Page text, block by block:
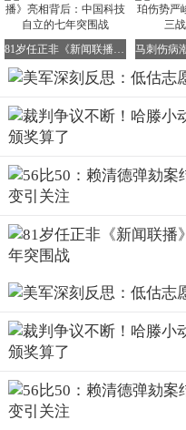
士气首先崩溃的却是装备
与此同时，空中战局也在
繁出现，削弱了F-86战斗
务。志愿军夜行昼伏的战
隐蔽，使得高空侦察难以
陆空之间的协同出现断档
花上。美国国内统计部门
的速度消耗着，却未能换
年初的内部通报中，终于
6月初，板门店谈判桌上
场已难有大规模突破的空
的实际控制线大体停在了
正式签字，这场历时三年
段进退拉锯的历史，结局
野中的无数生命和被再度
81岁任正非《新闻联播》亮相背后：中国科技自立的七年突围战